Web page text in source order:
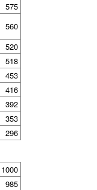
575
560
520
518
453
416
392
353
296
1000
985